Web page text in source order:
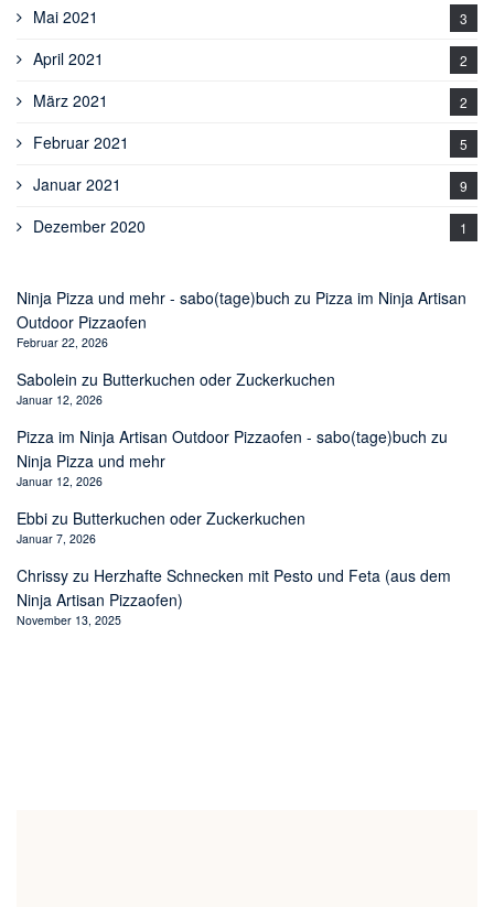
Mai 2021 3
April 2021 2
März 2021 2
Februar 2021 5
Januar 2021 9
Dezember 2020 1
Ninja Pizza und mehr - sabo(tage)buch zu Pizza im Ninja Artisan
Outdoor Pizzaofen
Februar 22, 2026
Sabolein zu Butterkuchen oder Zuckerkuchen
Januar 12, 2026
Pizza im Ninja Artisan Outdoor Pizzaofen - sabo(tage)buch zu
Ninja Pizza und mehr
Januar 12, 2026
Ebbi zu Butterkuchen oder Zuckerkuchen
Januar 7, 2026
Chrissy zu Herzhafte Schnecken mit Pesto und Feta (aus dem
Ninja Artisan Pizzaofen)
November 13, 2025